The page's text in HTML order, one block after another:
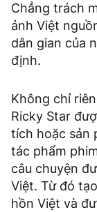
Chẳng trách
ảnh Việt
dân gian của
định.
Không chỉ
Ricky Star
tích hoặc sản
tác phẩm
câu chuyện
Việt. Từ đó
hồn Việt và